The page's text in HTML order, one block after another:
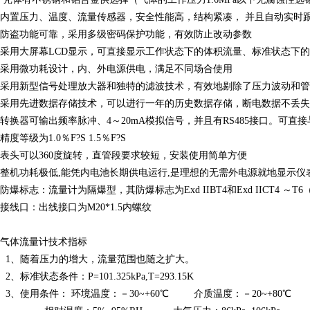
内置压力、温度、流量传感器，安全性能高，结构紧凑， 并且自动
防盗功能可靠，采用多级密码保护功能，有效防止改动参数
采用大屏幕LCD显示，可直接显示工作状态下的体积流量、标准状态下的
采用微功耗设计，内、外电源供电，满足不同场合使用
采用新型信号处理放大器和独特的滤波技术，有效地剔除了压力波动和
采用先进数据存储技术，可以进行一年的历史数据存储，断电数据不丢失
转换器可输出频率脉冲、4～20mA模拟信号，并且有RS485接口。可直
精度等级为1.0％F?S 1.5％F?S
表头可以360度旋转，直管段要求较短，安装使用简单方便
整机功耗极低,能凭内电池长期供电运行,是理想的无需外电源就地显示仪
防爆标志：流量计为隔爆型，其防爆标志为Exd IIBT4和Exd IICT4 ～
接线口：出线接口为M20*1.5内螺纹
气体流量计技术指标
1、随着压力的增大，流量范围也随之扩大。
2、标准状态条件：P=101.325kPa,T=293.15K
3、使用条件： 环境温度：－30~+60℃ 介质温度：－20~+80℃